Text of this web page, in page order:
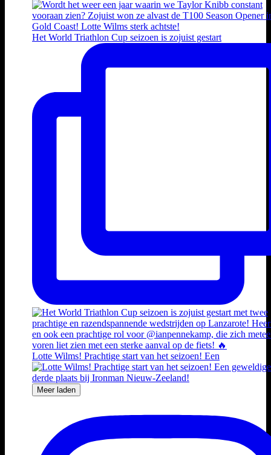
Het World Triathlon Cup seizoen is zojuist gestart
Lotte Wilms! Prachtige start van het seizoen! Een
Meer laden